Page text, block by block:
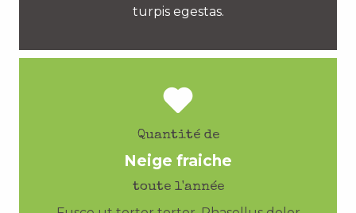
turpis egestas.
Quantité de
Neige fraiche
toute l'année